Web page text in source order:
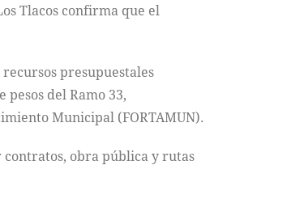
Tlacos confirma que el
presupuestales
del Ramo 33,
Municipal (FORTAMUN).
obra pública y rutas